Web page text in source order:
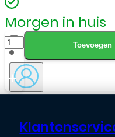
Morgen in huis
T7000
-
Lijm
-
110ML
Toevoegen